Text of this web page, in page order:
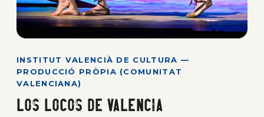
INSTITUT VALENCIÀ DE CULTURA —
PRODUCCIÓ PRÒPIA (COMUNITAT
VALENCIANA)
Los locos de Valencia